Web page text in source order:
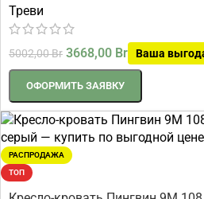
Треви
5002,00Br 3668,00 Br Ваша
ОФОРМИТЬ ЗАЯВКУ
РАСПРОДАЖА
ТОП